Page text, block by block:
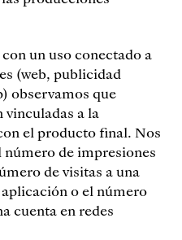
un uso conectado a
(web, publicidad
observamos que
vinculadas a la
el producto final. Nos
de impresiones
de visitas a una
aplicación o el número
cuenta en redes